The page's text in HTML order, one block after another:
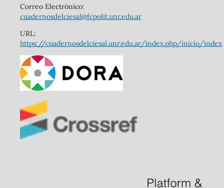
Correo Electrónico:
cuadernosdelciesal@fcpolit.unr.edu.ar
URL:
https://cuadernosdelciesal.unr.edu.ar/index.php/inicio/index